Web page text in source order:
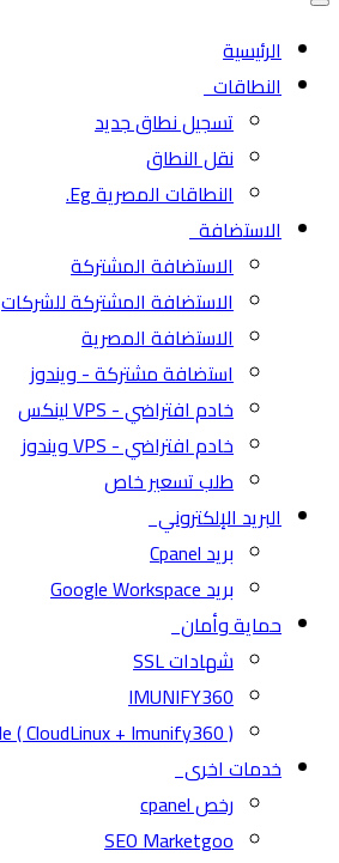
الرئيسية
النطاقات
تسجيل نطاق جديد
نقل النطاق
النطاقات المصرية Eg.
الاستضافة
الاستضافة المشتركة
الاستضافة المشتركة للشركات
الاستضافة المصرية
استضافة مشتركة - ويندوز
خادم افتراضي - VPS لينكس
خادم افتراضي - VPS ويندوز
طلب تسعير خاص
البريد الإلكتروني
بريد Cpanel
بريد Google Workspace
حماية وأمان
شهادات SSL
IMUNIFY360
( CloudLinux + Imunify360 ) Bundle
خدمات اخرى
رخص cpanel
SEO Marketgoo